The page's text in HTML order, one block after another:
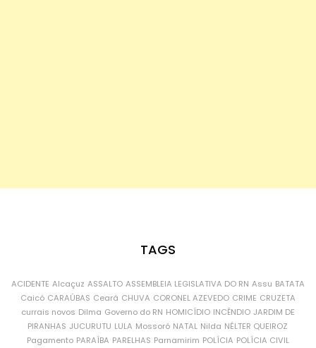
TAGS
ACIDENTE Alcaçuz ASSALTO ASSEMBLEIA LEGISLATIVA DO RN Assu BATATA
Caicó CARAÚBAS Ceará CHUVA CORONEL AZEVEDO CRIME CRUZETA
currais novos Dilma Governo do RN HOMICÍDIO INCÊNDIO JARDIM DE
PIRANHAS JUCURUTU LULA Mossoró NATAL Nilda NÉLTER QUEIROZ
Pagamento PARAÍBA PARELHAS Parnamirim POLÍCIA POLÍCIA CIVIL